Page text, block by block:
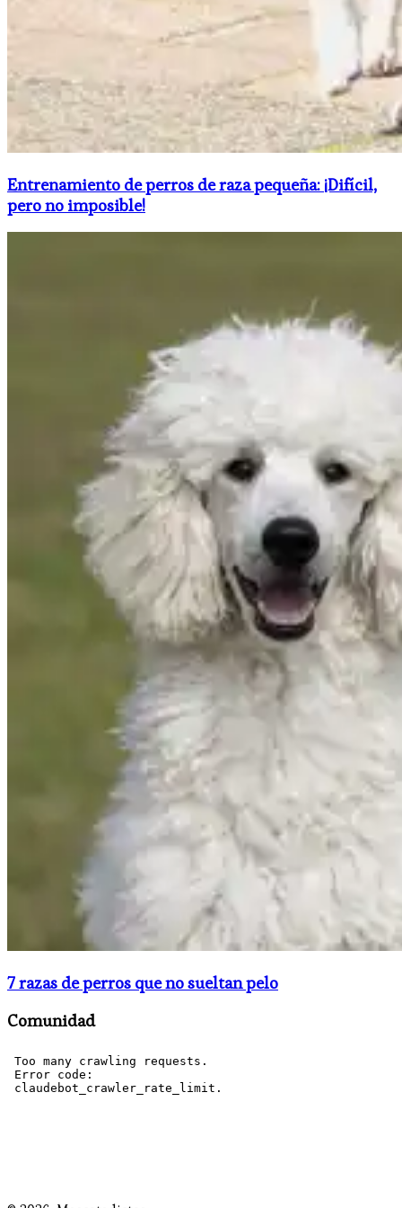
Entrenamiento de perros de raza pequeña: ¡Difícil,
pero no imposible!
7 razas de perros que no sueltan pelo
Comunidad